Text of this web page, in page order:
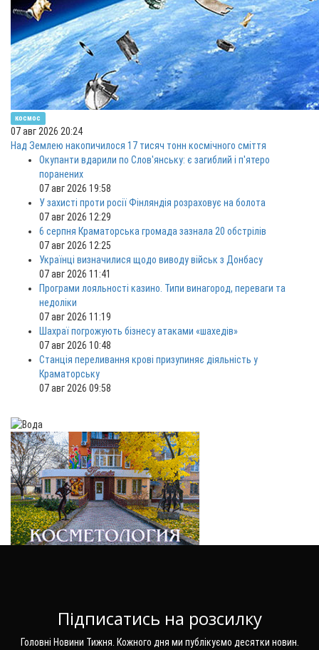
космос
07 авг 2026 20:24
Над Землею накопичилося 17 тисяч тонн космічного сміття
Окупанти вдарили по Слов'янську: є загиблий і п'ятеро
поранених
07 авг 2026 19:58
У захисті проти росії Фінляндія розраховує на болота
07 авг 2026 12:29
6 серпня Краматорська громада зазнала 20 обстрілів
07 авг 2026 12:25
Українці визначилися щодо виводу військ з Донбасу
07 авг 2026 11:41
Програми лояльності казино. Типи винагород, переваги та
недоліки
07 авг 2026 11:19
Шахраї погрожують бізнесу атаками «шахедів»
07 авг 2026 10:48
Станція переливання крові призупиняє діяльність у
Краматорську
07 авг 2026 09:58
Підписатись на розсилку
Головні Новини Тижня. Кожного дня ми публікуємо десятки новин.